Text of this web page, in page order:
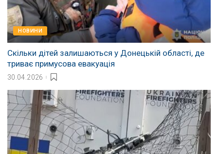
НОВИНИ
Скільки дітей залишаються у Донецькій області, де
триває примусова евакуація
30.04.2026